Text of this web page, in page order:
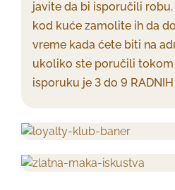
javite da bi isporučili
kod kuće zamolite ih da
vreme kada ćete biti na
ukoliko ste poručili tokom
isporuku je 3 do 9